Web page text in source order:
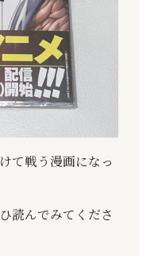
て戦う漫画になっ
読んでみてくださ